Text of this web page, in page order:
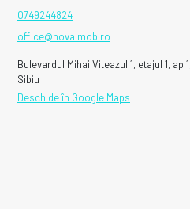
0749244824
office@novaimob.ro
Bulevardul Mihai Viteazul 1, etajul 1, ap
Sibiu
Deschide în Google Maps